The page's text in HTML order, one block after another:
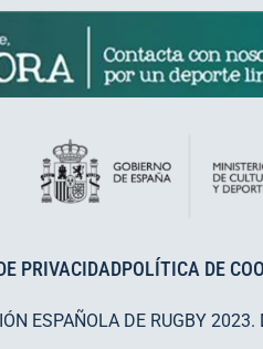
PRIVACIDADPOLÍTICA DE
ESPAÑOLA DE RUGBY 2023.